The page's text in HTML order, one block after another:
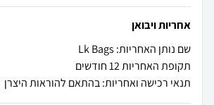
אחריות ויבואן
שם נותן האחריות: Lk Bags
תקופת האחריות 12 חודשים
תנאי רכישה ואחריות: בהתאם להוראות היצרן